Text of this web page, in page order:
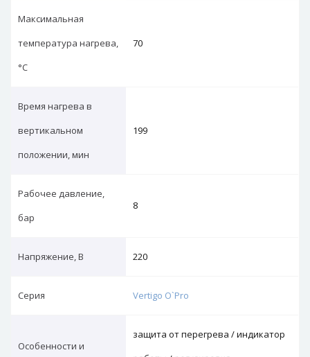
Максимальная
температура нагрева,
°С
70
Время нагрева в
вертикальном
положении, мин
199
Рабочее давление,
бар
8
Напряжение, В 220
Серия Vertigo O`Pro
Особенности и
защита от перегрева / индикатор